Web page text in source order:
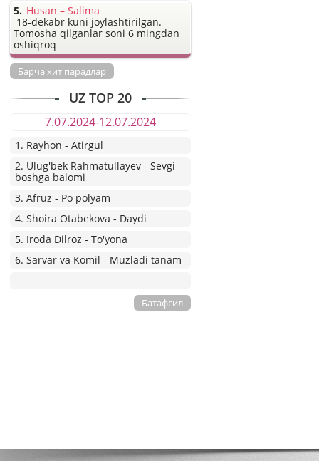
Husan – Salima
18-dekabr kuni joylashtirilgan.
Tomosha qilganlar soni 6 mingdan
oshiqroq
Барча хит парадлар
UZ TOP 20
7.07.2024-12.07.2024
1. Rayhon - Atirgul
2. Ulug'bek Rahmatullayev - Sevgi
boshga balomi
3. Afruz - Po polyam
4. Shoira Otabekova - Daydi
5. Iroda Dilroz - To'yona
6. Sarvar va Komil - Muzladi tanam
Батафсил